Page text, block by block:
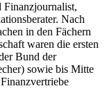
Finanzjournalist,
Nach
in den Fächern
waren die ersten
Bund der
sowie bis Mitte